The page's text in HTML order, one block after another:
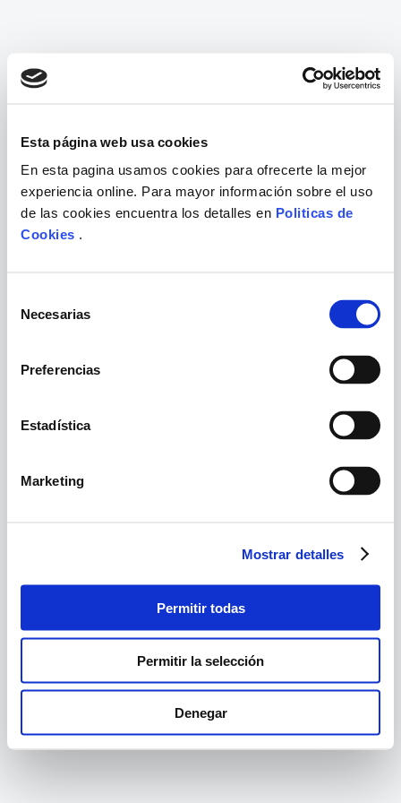
Esta página web usa cookies
En esta pagina usamos cookies para ofrecerte la mejor
experiencia online. Para mayor información sobre el uso
de las cookies encuentra los detalles en Politicas de
Cookies .
Necesarias
Preferencias
Estadística
Marketing
Mostrar detalles
Permitir todas
Permitir la selección
Denegar